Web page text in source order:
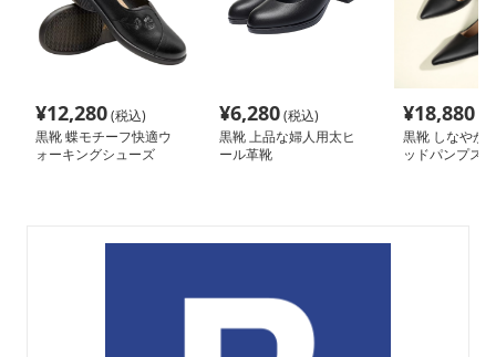
¥12,280(税込)
黒靴 蝶モチーフ快適ウ
ォーキングシューズ
¥6,280(税込)
黒靴 上品な婦人用太ヒ
ール革靴
¥18,880
黒靴 しなやか
ッドパンプス